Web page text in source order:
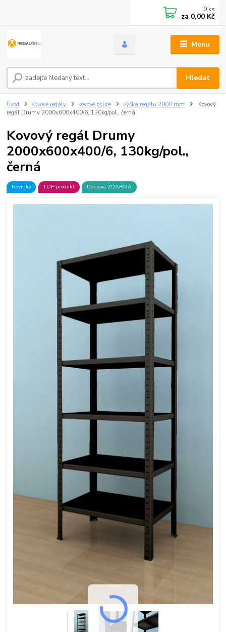
Menu
Hledat
0 ks
za 0,00 Kč
Úvod Kovové regály kovové police výška regálu 2000 mm
Kovový
regál Drumy 2000x600x400/6, 130kg/pol., černá
Kovový regál Drumy
2000x600x400/6, 130kg/pol.,
černá
Novinka TOP produkt Doprava ZDARMA